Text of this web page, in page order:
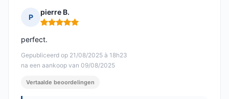
P
pierre B.
Opmerking: 5 van 5
Gepubliceerd op 21/08/2025 à 18h23
na een aankoop van 09/08/2025
perfect.
Vertaalde beoordelingen